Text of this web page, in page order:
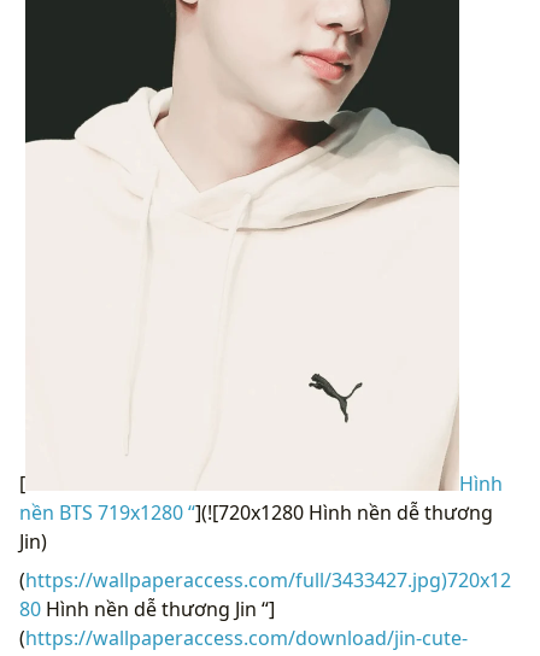
[
Hình
nền BTS 719x1280 “](![720x1280 Hình nền dễ thương
Jin)
(https://wallpaperaccess.com/full/3433427.jpg)720x12
80 Hình nền dễ thương Jin “]
(https://wallpaperaccess.com/download/jin-cute-